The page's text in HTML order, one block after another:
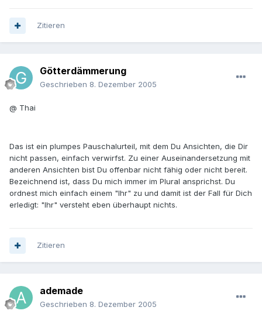
Zitieren
Götterdämmerung
Geschrieben 8. Dezember 2005
@ Thai
Das ist ein plumpes Pauschalurteil, mit dem Du Ansichten, die Dir
nicht passen, einfach verwirfst. Zu einer Auseinandersetzung mit
anderen Ansichten bist Du offenbar nicht fähig oder nicht bereit.
Bezeichnend ist, dass Du mich immer im Plural ansprichst. Du
ordnest mich einfach einem "Ihr" zu und damit ist der Fall für Dich
erledigt: "Ihr" versteht eben überhaupt nichts.
Zitieren
ademade
Geschrieben 8. Dezember 2005